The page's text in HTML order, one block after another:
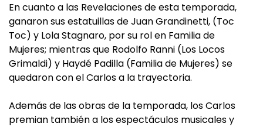
En cuanto a las Revelaciones de esta temporada,
ganaron sus estatuillas de Juan Grandinetti, (Toc
Toc) y Lola Stagnaro, por su rol en Familia de
Mujeres; mientras que Rodolfo Ranni (Los Locos
Grimaldi) y Haydé Padilla (Familia de Mujeres) se
quedaron con el Carlos a la trayectoria.
Además de las obras de la temporada, los Carlos
premian también a los espectáculos musicales y